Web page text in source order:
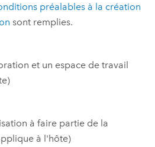
préalables à la création
sont remplies.
et un espace de travail
à faire partie de la
à l'hôte)